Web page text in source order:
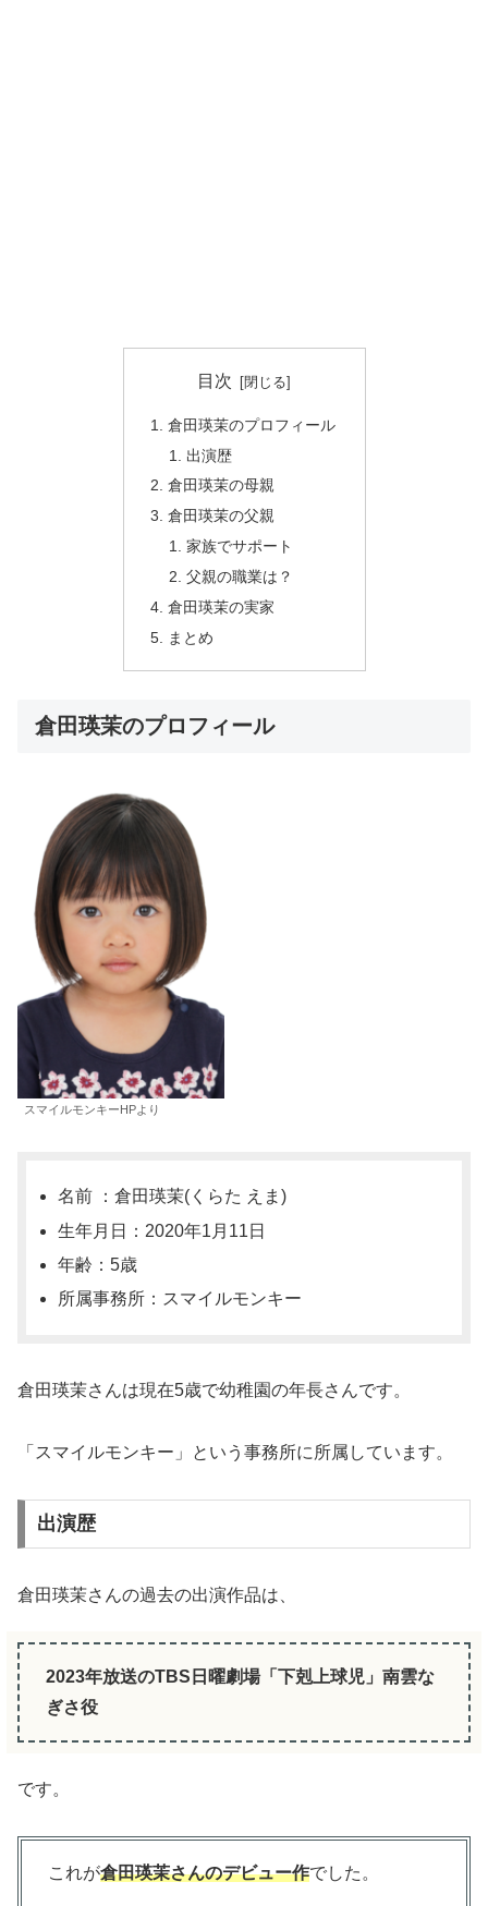
目次
倉田瑛茉のプロフィール
出演歴
倉田瑛茉の母親
倉田瑛茉の父親
家族でサポート
父親の職業は？
倉田瑛茉の実家
まとめ
倉田瑛茉のプロフィール
スマイルモンキーHPより
名前 ：倉田瑛茉(くらた えま)
生年月日：2020年1月11日
年齢：5歳
所属事務所：スマイルモンキー
倉田瑛茉さんは現在5歳で幼稚園の年長さんです。
「スマイルモンキー」という事務所に所属しています。
出演歴
倉田瑛茉さんの過去の出演作品は、
2023年放送のTBS日曜劇場「下剋上球児」南雲な
ぎさ役
です。
これが倉田瑛茉さんのデビュー作でした。